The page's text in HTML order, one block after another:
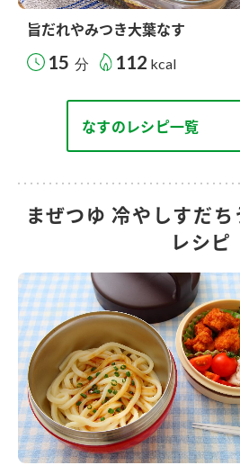
旨だれやみつき大葉なす
15 分 112 kcal
なすのレシピ一覧
まぜつゆ 冷やしすだ
レシピ